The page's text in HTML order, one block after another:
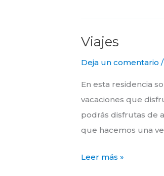
Viajes
Deja un comentario /
En esta residencia
vacaciones que
podrás disfrutas de
que hacemos una
Viajes
Leer más »